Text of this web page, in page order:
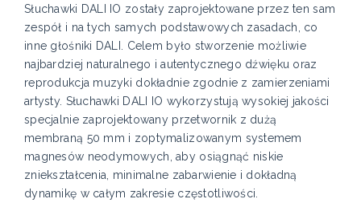
Słuchawki DALI IO zostały zaprojektowane przez ten sam
zespół i na tych samych podstawowych zasadach, co
inne głośniki DALI. Celem było stworzenie możliwie
najbardziej naturalnego i autentycznego dźwięku oraz
reprodukcja muzyki dokładnie zgodnie z zamierzeniami
artysty. Słuchawki DALI IO wykorzystują wysokiej jakości
specjalnie zaprojektowany przetwornik z dużą
membraną 50 mm i zoptymalizowanym systemem
magnesów neodymowych, aby osiągnąć niskie
zniekształcenia, minimalne zabarwienie i dokładną
dynamikę w całym zakresie częstotliwości.